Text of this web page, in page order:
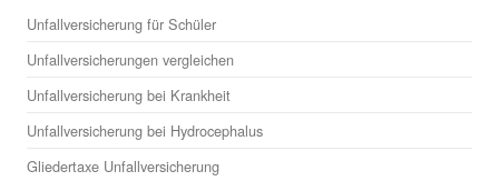
Unfallversicherung für Schüler
Unfallversicherungen vergleichen
Unfallversicherung bei Krankheit
Unfallversicherung bei Hydrocephalus
Gliedertaxe Unfallversicherung